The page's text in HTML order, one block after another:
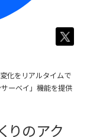
りのアク